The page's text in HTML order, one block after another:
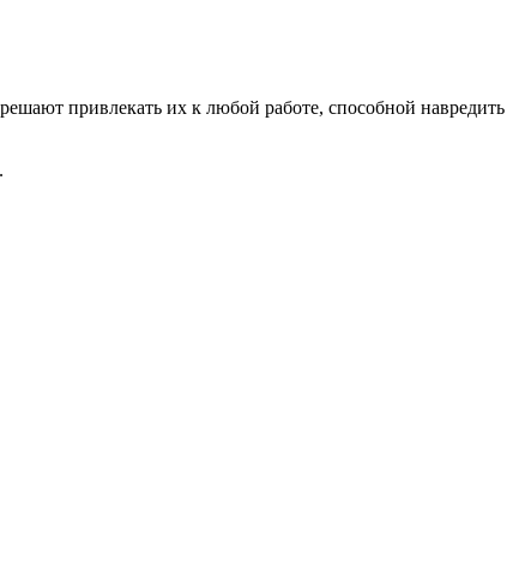
привлекать их к любой работе, способной навредить